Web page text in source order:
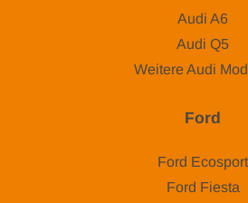
Audi A6
Audi Q5
Weitere Audi
Ford
Ford Ecosport
Ford Fiesta